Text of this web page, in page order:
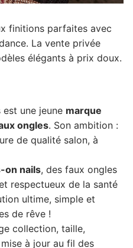
finitions parfaites avec
La vente privée
élégants à prix doux.
est une jeune marque
ongles. Son ambition :
de qualité salon, à
on nails, des faux ongles
respectueux de la santé
ultime, simple et
de rêve !
collection, taille,
à jour au fil des